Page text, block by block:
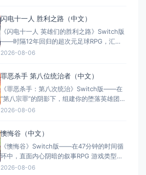
部曲～ DX（官方简体中文定名） 港台名
称：萊莎的鍊金工房 ～秘密三部曲
闪电十一人 胜利之路（中文）
《闪电十一人 英雄们的胜利之路》Switch版
——时隔12年回归的超次元足球RPG，汇聚
历代5000+角色的热血盛宴 游戏类型：角色
的胜利之路（官方简体中文定名） 港台名
称：閃電十一人 英雄們的勝
2026-08-06
罪恶杀手 第八位统治者（中文）
《罪恶杀手：第八次统治》Switch版——在
“第八宗罪”的阴影下，组建你的堕落英雄团，
在罪恶与救赎间抉择 游戏类型：角色扮演类
/ 罪恶杀手：第八位统治者（官方简体中文定
名） 港台名称：罪孽
2026-08-06
懊悔谷（中文）
《懊悔谷》Switch版——在47分钟的时间循
环中，直面内心阴暗的叙事RPG 游戏类型：
角色扮演类（叙事RPG × 等距视角 × 心理惊
2026-08-06